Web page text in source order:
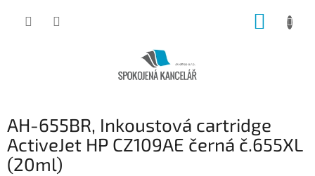
AH-655BR, Inkoustová cartridge
ActiveJet HP CZ109AE černá č.655XL
(20ml)